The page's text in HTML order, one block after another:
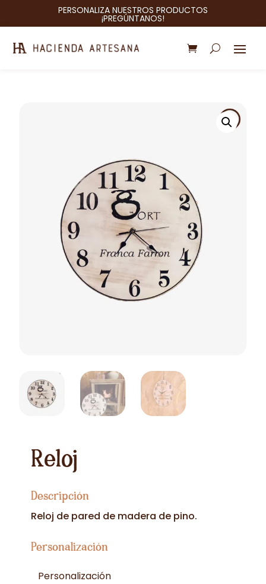
PERSONALIZA NUESTROS PRODUCTOS
¡PREGÚNTANOS!
Reloj
Descripción
Reloj de pared de madera de pino.
Personalización
Personalización